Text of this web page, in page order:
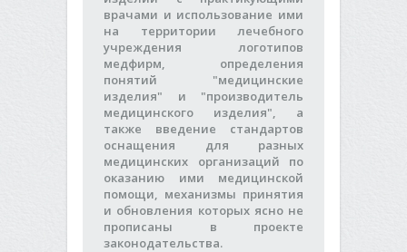
врачами и использование ими
на территории лечебного
учреждения логотипов
медфирм, определения
понятий "медицинские
изделия" и "производитель
медицинского изделия", а
также введение стандартов
оснащения для разных
медицинских организаций по
оказанию ими медицинской
помощи, механизмы принятия
и обновления которых ясно не
прописаны в проекте
законодательства.